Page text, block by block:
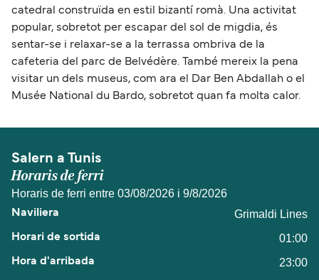
catedral construïda en estil bizantí romà. Una activitat
popular, sobretot per escapar del sol de migdia, és
sentar-se i relaxar-se a la terrassa ombriva de la
cafeteria del parc de Belvédère. També mereix la pena
visitar un dels museus, com ara el Dar Ben Abdallah o el
Musée National du Bardo, sobretot quan fa molta calor.
Salern a Tunis
Horaris de ferri
Horaris de ferri entre 03/08/2026 i 9/8/2026
Grimaldi Lines
01:00
23:00